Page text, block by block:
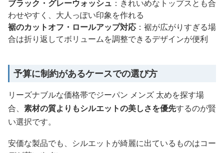
ブラック・グレーウォッシュ ：きれいめなトップスとも合
わせやすく、大人っぽい印象を作れる
裾のカットオフ・ロールアップ対応 ：裾が広がりすぎる場
合は折り返してボリュームを調整できるデザインが便利
予算に制約があるケースでの選び方
リーズナブルな価格帯でジーパン メンズ 太めを探す場
合、 素材の質よりもシルエットの美しさを優先するのが賢
い選択です。
安価な製品でも、シルエットが綺麗に出ているものはコー